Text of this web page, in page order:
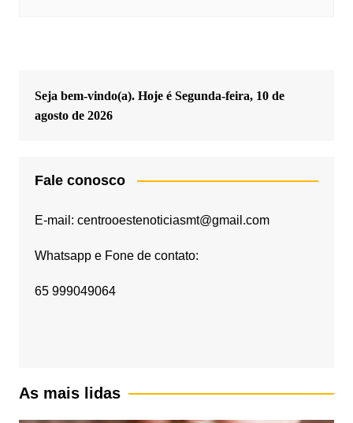
Seja bem-vindo(a). Hoje é Segunda-feira, 10 de
agosto de 2026
Fale conosco
E-mail: centrooestenoticiasmt@gmail.com
Whatsapp e Fone de contato:
65 999049064
As mais lidas